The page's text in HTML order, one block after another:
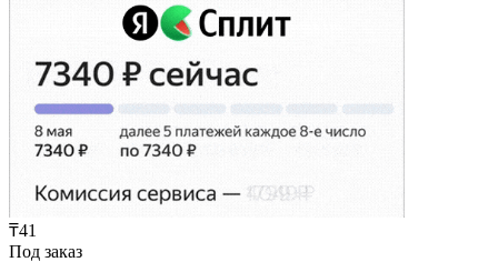
₸41
Под заказ